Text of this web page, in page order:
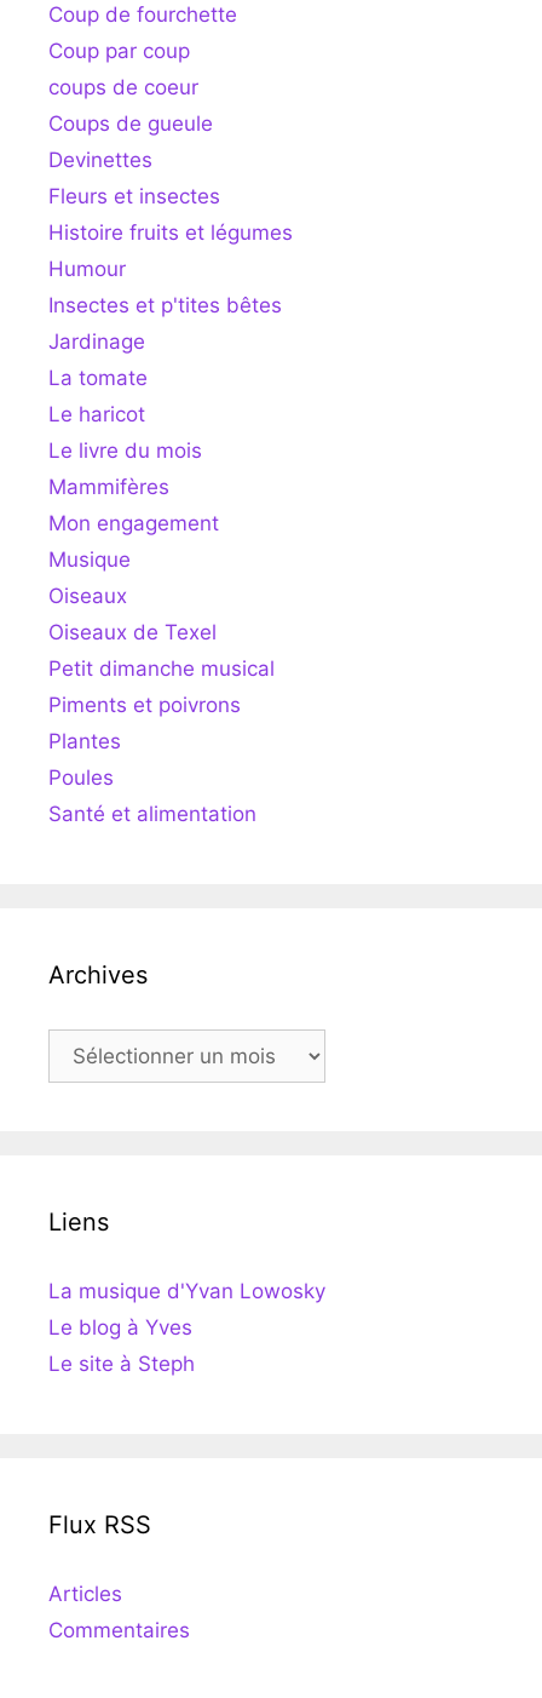
Coup de fourchette
Coup par coup
coups de coeur
Coups de gueule
Devinettes
Fleurs et insectes
Histoire fruits et légumes
Humour
Insectes et p'tites bêtes
Jardinage
La tomate
Le haricot
Le livre du mois
Mammifères
Mon engagement
Musique
Oiseaux
Oiseaux de Texel
Petit dimanche musical
Piments et poivrons
Plantes
Poules
Santé et alimentation
Archives
Archives
Liens
La musique d'Yvan Lowosky
Le blog à Yves
Le site à Steph
Flux RSS
Articles
Commentaires